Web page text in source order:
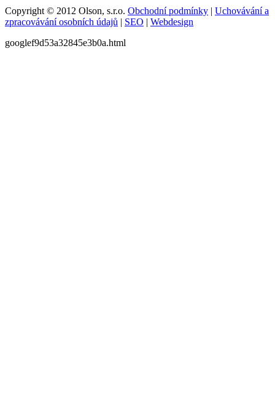
Copyright © 2012 Olson, s.r.o. Obchodní podmínky | Uchovávání a
zpracovávání osobních údajů | SEO | Webdesign
googlef9d53a32845e3b0a.html